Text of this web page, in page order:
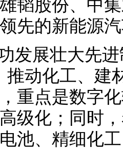
韬股份、中
先的新能源
发展壮大先
推动化工、建
重点是数字
级化；同时
池、精细化